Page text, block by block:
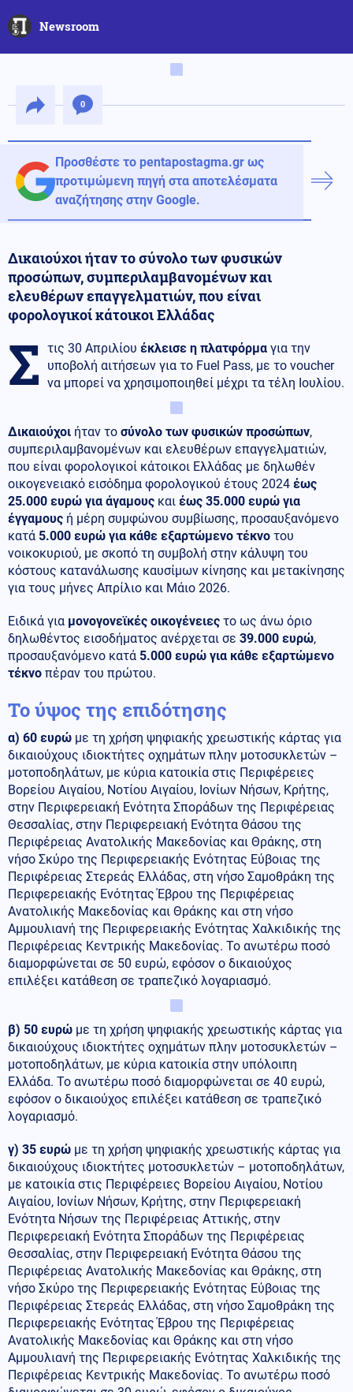
Newsroom
0
Προσθέστε το pentapostagma.gr ως
προτιμώμενη πηγή στα αποτελέσματα
αναζήτησης στην Google.
Δικαιούχοι ήταν το σύνολο των φυσικών
προσώπων, συμπεριλαμβανομένων και
ελευθέρων επαγγελματιών, που είναι
φορολογικοί κάτοικοι Ελλάδας
Σ τις 30 Απριλίου έκλεισε η πλατφόρμα για την
υποβολή αιτήσεων για το Fuel Pass, με το voucher
να μπορεί να χρησιμοποιηθεί μέχρι τα τέλη Ιουλίου.
Δικαιούχοι ήταν το σύνολο των φυσικών προσώπων,
συμπεριλαμβανομένων και ελευθέρων επαγγελματιών,
που είναι φορολογικοί κάτοικοι Ελλάδας με δηλωθέν
οικογενειακό εισόδημα φορολογικού έτους 2024 έως
25.000 ευρώ για άγαμους και έως 35.000 ευρώ για
έγγαμους ή μέρη συμφώνου συμβίωσης, προσαυξανόμενο
κατά 5.000 ευρώ για κάθε εξαρτώμενο τέκνο του
νοικοκυριού, με σκοπό τη συμβολή στην κάλυψη του
κόστους κατανάλωσης καυσίμων κίνησης και μετακίνησης
για τους μήνες Απρίλιο και Μάιο 2026.
Ειδικά για μονογονεϊκές οικογένειες το ως άνω όριο
δηλωθέντος εισοδήματος ανέρχεται σε 39.000 ευρώ,
προσαυξανόμενο κατά 5.000 ευρώ για κάθε εξαρτώμενο
τέκνο πέραν του πρώτου.
Το ύψος της επιδότησης
α) 60 ευρώ με τη χρήση ψηφιακής χρεωστικής κάρτας για
δικαιούχους ιδιοκτήτες οχημάτων πλην μοτοσυκλετών –
μοτοποδηλάτων, με κύρια κατοικία στις Περιφέρειες
Βορείου Αιγαίου, Νοτίου Αιγαίου, Ιονίων Νήσων, Κρήτης,
στην Περιφερειακή Ενότητα Σποράδων της Περιφέρειας
Θεσσαλίας, στην Περιφερειακή Ενότητα Θάσου της
Περιφέρειας Ανατολικής Μακεδονίας και Θράκης, στη
νήσο Σκύρο της Περιφερειακής Ενότητας Εύβοιας της
Περιφέρειας Στερεάς Ελλάδας, στη νήσο Σαμοθράκη της
Περιφερειακής Ενότητας Έβρου της Περιφέρειας
Ανατολικής Μακεδονίας και Θράκης και στη νήσο
Αμμουλιανή της Περιφερειακής Ενότητας Χαλκιδικής της
Περιφέρειας Κεντρικής Μακεδονίας. Το ανωτέρω ποσό
διαμορφώνεται σε 50 ευρώ, εφόσον ο δικαιούχος
επιλέξει κατάθεση σε τραπεζικό λογαριασμό.
β) 50 ευρώ με τη χρήση ψηφιακής χρεωστικής κάρτας για
δικαιούχους ιδιοκτήτες οχημάτων πλην μοτοσυκλετών –
μοτοποδηλάτων, με κύρια κατοικία στην υπόλοιπη
Ελλάδα. Το ανωτέρω ποσό διαμορφώνεται σε 40 ευρώ,
εφόσον ο δικαιούχος επιλέξει κατάθεση σε τραπεζικό
λογαριασμό.
γ) 35 ευρώ με τη χρήση ψηφιακής χρεωστικής κάρτας για
δικαιούχους ιδιοκτήτες μοτοσυκλετών – μοτοποδηλάτων,
με κατοικία στις Περιφέρειες Βορείου Αιγαίου, Νοτίου
Αιγαίου, Ιονίων Νήσων, Κρήτης, στην Περιφερειακή
Ενότητα Νήσων της Περιφέρειας Αττικής, στην
Περιφερειακή Ενότητα Σποράδων της Περιφέρειας
Θεσσαλίας, στην Περιφερειακή Ενότητα Θάσου της
Περιφέρειας Ανατολικής Μακεδονίας και Θράκης, στη
νήσο Σκύρο της Περιφερειακής Ενότητας Εύβοιας της
Περιφέρειας Στερεάς Ελλάδας, στη νήσο Σαμοθράκη της
Περιφερειακής Ενότητας Έβρου της Περιφέρειας
Ανατολικής Μακεδονίας και Θράκης και στη νήσο
Αμμουλιανή της Περιφερειακής Ενότητας Χαλκιδικής της
Περιφέρειας Κεντρικής Μακεδονίας. Το ανωτέρω ποσό